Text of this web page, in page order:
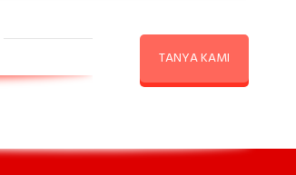
TANYA KAMI